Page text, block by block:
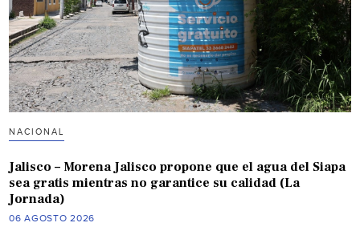
NACIONAL
Jalisco – Morena Jalisco propone que el agua del Siapa
sea gratis mientras no garantice su calidad (La
Jornada)
06 AGOSTO 2026